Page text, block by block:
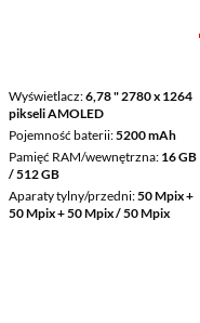
Wyświetlacz 6,78 " 2780 x 1264
pikseli AMOLED
Pojemność baterii 5200 mAh
Pamięć RAM/wewnętrzna 16 GB
/ 512 GB
Aparaty tylny/przedni 50 Mpix +
50 Mpix + 50 Mpix / 50 Mpix